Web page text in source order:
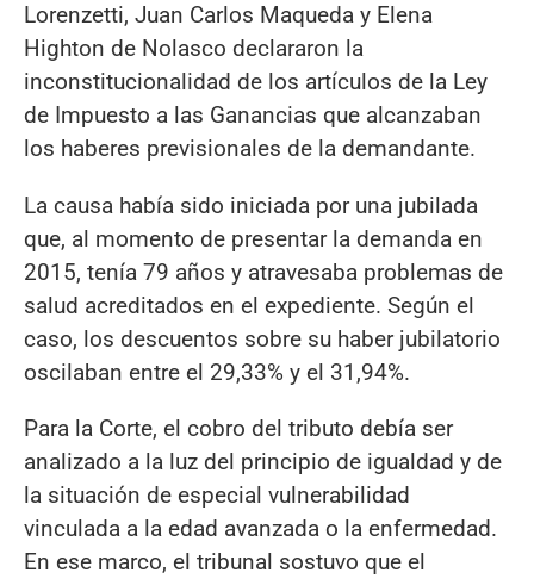
Lorenzetti, Juan Carlos Maqueda y Elena
Highton de Nolasco declararon la
inconstitucionalidad de los artículos de la Ley
de Impuesto a las Ganancias que alcanzaban
los haberes previsionales de la demandante.
La causa había sido iniciada por una jubilada
que, al momento de presentar la demanda en
2015, tenía 79 años y atravesaba problemas de
salud acreditados en el expediente. Según el
caso, los descuentos sobre su haber jubilatorio
oscilaban entre el 29,33% y el 31,94%.
Para la Corte, el cobro del tributo debía ser
analizado a la luz del principio de igualdad y de
la situación de especial vulnerabilidad
vinculada a la edad avanzada o la enfermedad.
En ese marco, el tribunal sostuvo que el